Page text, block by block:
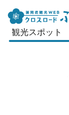
観光スポット